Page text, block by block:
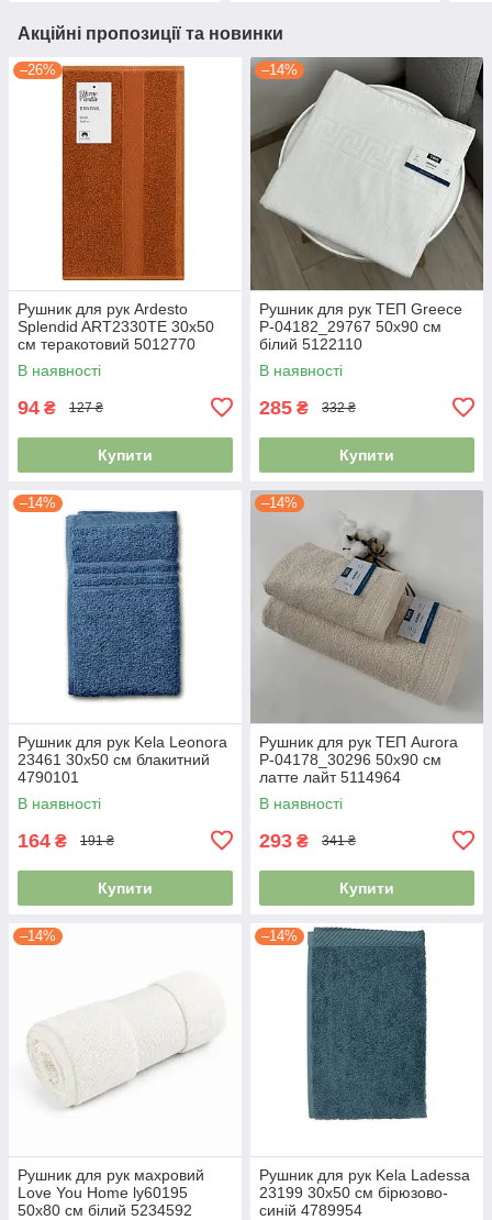
Акційні пропозиції та новинки
–26%
Рушник для рук Ardesto
Splendid ART2330TE 30х50
см теракотовий 5012770
В наявності
94 ₴ 127 ₴
Купити
–14%
Рушник для рук ТЕП Greece
Р-04182_29767 50х90 см
білий 5122110
В наявності
285 ₴ 332 ₴
Купити
–14%
Рушник для рук Kela Leonora
23461 30х50 см блакитний
4790101
В наявності
164 ₴ 191 ₴
Купити
–14%
Рушник для рук ТЕП Aurora
Р-04178_30296 50х90 см
латте лайт 5114964
В наявності
293 ₴ 341 ₴
Купити
–14%
Рушник для рук махровий
Love You Home ly60195
50х80 см білий 5234592
–14%
Рушник для рук Kela Ladessa
23199 30х50 см бірюзово-
синій 4789954